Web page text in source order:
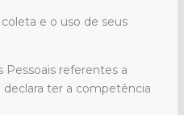
e o uso de seus
Pessoais referentes a
declara ter a competência